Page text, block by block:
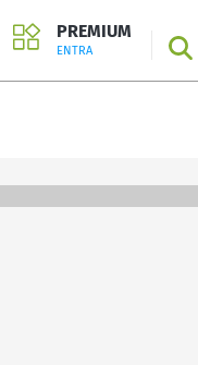
PREMIUM
ENTRA